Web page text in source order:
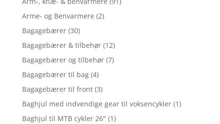
Arme- og Benvarmere (2)
Bagagebærer (30)
Bagagebærer & tilbehør (12)
Bagagebærer og tilbehør (7)
Bagagebærer til bag (4)
Bagagebærer til front (3)
Baghjul med indvendige gear til voksencykler (1)
Baghjul til MTB cykler 26" (1)